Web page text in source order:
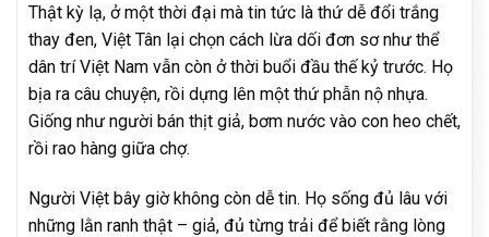
Thật kỳ lạ, ở một thời đại mà tin tức là thứ dễ đổi trắng
thay đen, Việt Tân lại chọn cách lừa dối đơn sơ như thể
dân trí Việt Nam vẫn còn ở thời buổi đầu thế kỷ trước. Họ
bịa ra câu chuyện, rồi dựng lên một thứ phẫn nộ nhựa.
Giống như người bán thịt giả, bơm nước vào con heo chết,
rồi rao hàng giữa chợ.
Người Việt bây giờ không còn dễ tin. Họ sống đủ lâu với
những lằn ranh thật – giả, đủ từng trải để biết rằng lòng